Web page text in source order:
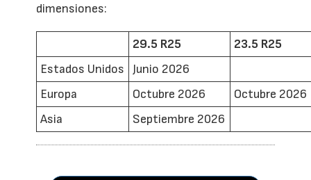
dimensiones:
29.5 R25
23.5 R25
Estados Unidos
Junio 2026
Europa
Octubre 2026
Octubre 2026
Asia
Septiembre 2026